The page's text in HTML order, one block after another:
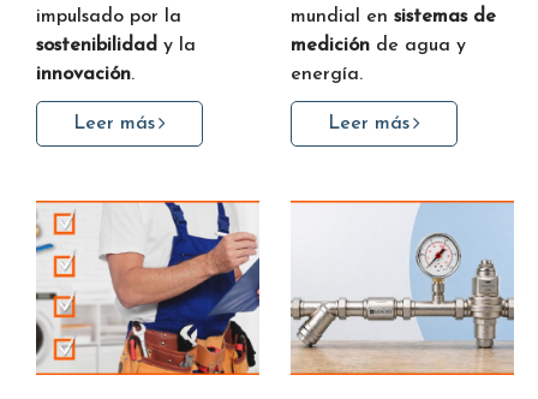
impulsado por la
sostenibilidad y la
innovación.
Leer más
mundial en sistemas de
medición de agua y
energía.
Leer más